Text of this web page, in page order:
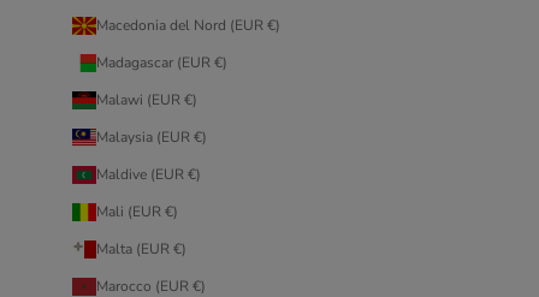
Macedonia del Nord (EUR €)
Madagascar (EUR €)
Malawi (EUR €)
Malaysia (EUR €)
Maldive (EUR €)
Mali (EUR €)
Malta (EUR €)
Marocco (EUR €)